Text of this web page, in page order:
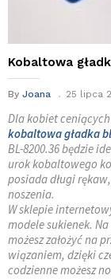
Kobaltowa
By Joana 25 lipca
Dla kobiet
kobaltowa gładka
BL-8200.36 będzie
urok kobaltowego
posiada długi
noszenia.
W sklepie
modele sukienek.
możesz założyć na
wiązaniem, dzięki
codzienne możesz